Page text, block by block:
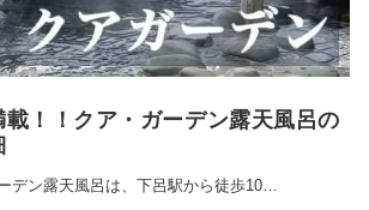
載！！クア・ガーデン露天風呂の
デン露天風呂は、下呂駅から徒歩10…